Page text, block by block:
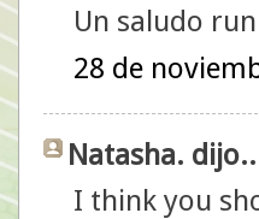
Un saludo
28 de
Natasha.
I think you